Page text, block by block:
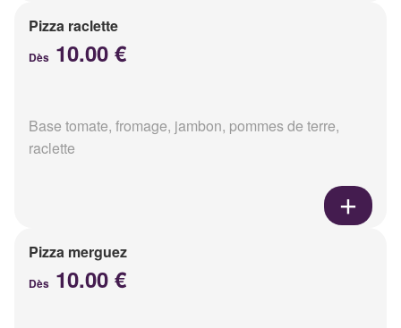
Pizza raclette
Dès 10.00 €
Base tomate, fromage, jambon, pommes de terre,
raclette
Pizza merguez
Dès 10.00 €